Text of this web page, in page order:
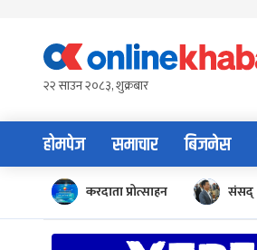
content२२ साउन २०८३, शुक्रबार
होमपेज समाचार बिजनेस
करदाता प्रोत्साहन संसद्